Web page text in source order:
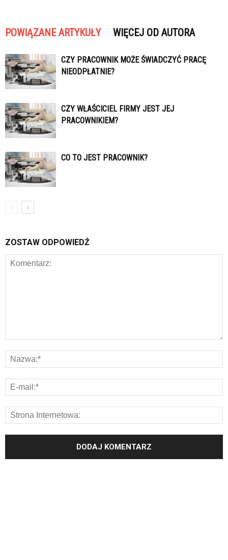
POWIĄZANE ARTYKUŁY WIĘCEJ OD AUTORA
CZY PRACOWNIK MOŻE ŚWIADCZYĆ PRACĘ
NIEODPŁATNIE?
CZY WŁAŚCICIEL FIRMY JEST JEJ
PRACOWNIKIEM?
CO TO JEST PRACOWNIK?
ZOSTAW ODPOWIEDŹ